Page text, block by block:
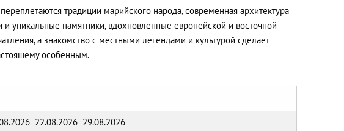
традиции марийского народа, современная архитектура
уникальные памятники, вдохновленные европейской и восточной
а знакомство с местными легендами и культурой сделает
особенным.
22.08.2026 29.08.2026